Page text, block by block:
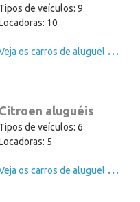
Tipos de veículos: 9
10
V
eja os carros de aluguel de Mercedes
Citroen aluguéis
Tipos de veículos: 6
5
V
eja os carros de aluguel de Citroen